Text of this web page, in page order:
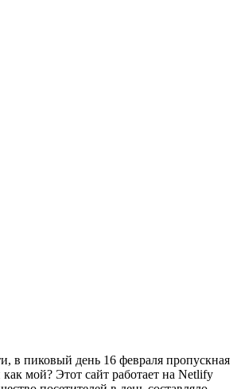
в пиковый день 16 февраля пропускная
мой? Этот сайт работает на Netlify